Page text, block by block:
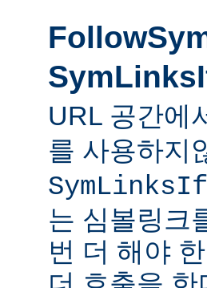
URL 공간에
를 사용하지
는 심볼링크
번 더 해야